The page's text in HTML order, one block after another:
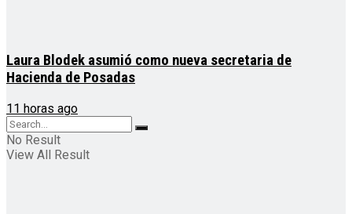
Laura Blodek asumió como nueva secretaria de
Hacienda de Posadas
11 horas ago
No Result
View All Result